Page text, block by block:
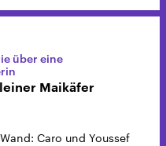
über eine
Maikäfer
Caro und Youssef